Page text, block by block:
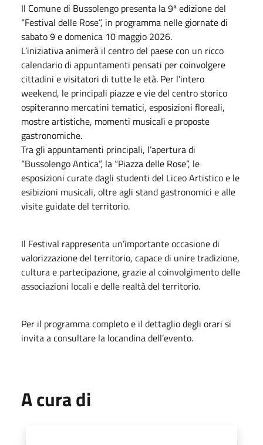
Il Comune di Bussolengo presenta la 9ª edizione del
“Festival delle Rose”, in programma nelle giornate di
sabato 9 e domenica 10 maggio 2026.
L’iniziativa animerà il centro del paese con un ricco
calendario di appuntamenti pensati per coinvolgere
cittadini e visitatori di tutte le età. Per l’intero
weekend, le principali piazze e vie del centro storico
ospiteranno mercatini tematici, esposizioni floreali,
mostre artistiche, momenti musicali e proposte
gastronomiche.
Tra gli appuntamenti principali, l’apertura di
“Bussolengo Antica”, la “Piazza delle Rose”, le
esposizioni curate dagli studenti del Liceo Artistico e le
esibizioni musicali, oltre agli stand gastronomici e alle
visite guidate del territorio.
Il Festival rappresenta un’importante occasione di
valorizzazione del territorio, capace di unire tradizione,
cultura e partecipazione, grazie al coinvolgimento delle
associazioni locali e delle realtà del territorio.
Per il programma completo e il dettaglio degli orari si
invita a consultare la locandina dell’evento.
A cura di